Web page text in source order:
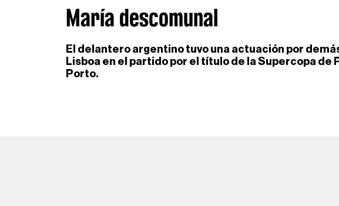
María descomunal
El delantero argentino tuvo una actuación por
Lisboa en el partido por el título de la Supercopa de
Porto.